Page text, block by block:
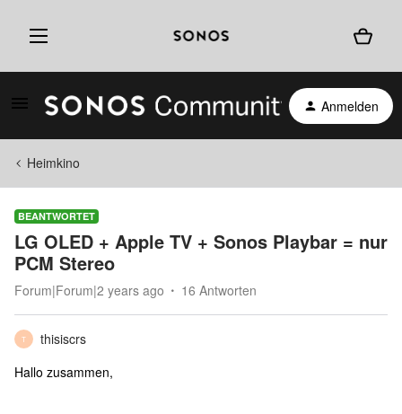
Anmelden
Heimkino
BEANTWORTET
LG OLED + Apple TV + Sonos Playbar = nur
PCM Stereo
Forum|Forum|2 years ago 16 Antworten
T
thisiscrs
Hallo zusammen,